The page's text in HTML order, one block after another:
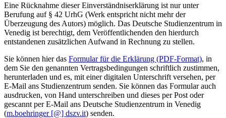
Eine Rücknahme dieser Einverständniserklärung ist nur unter
Berufung auf § 42 UrhG (Werk entspricht nicht mehr der
Überzeugung des Autors) möglich. Das Deutsche Studienzentrum in
Venedig ist berechtigt, dem Veröffentlichenden den hierdurch
entstandenen zusätzlichen Aufwand in Rechnung zu stellen.
Sie können hier das Formular für die Erklärung (PDF-Format), in
dem Sie den genannten Vertragsbedingungen schriftlich zustimmen,
herunterladen und es, mit einer digitalen Unterschrift versehen, per
E-Mail ans Studienzentrum senden. Sie können das Formular auch
ausdrucken, von Hand unterschreiben und dieses per Post oder
gescannt per E-Mail ans Deutsche Studienzentrum in Venedig
(m.boehringer [@] dszv.it) senden.